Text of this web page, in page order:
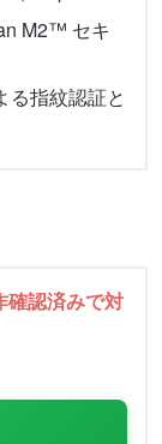
M2™ セキ
る指紋認証と
確認済みで対